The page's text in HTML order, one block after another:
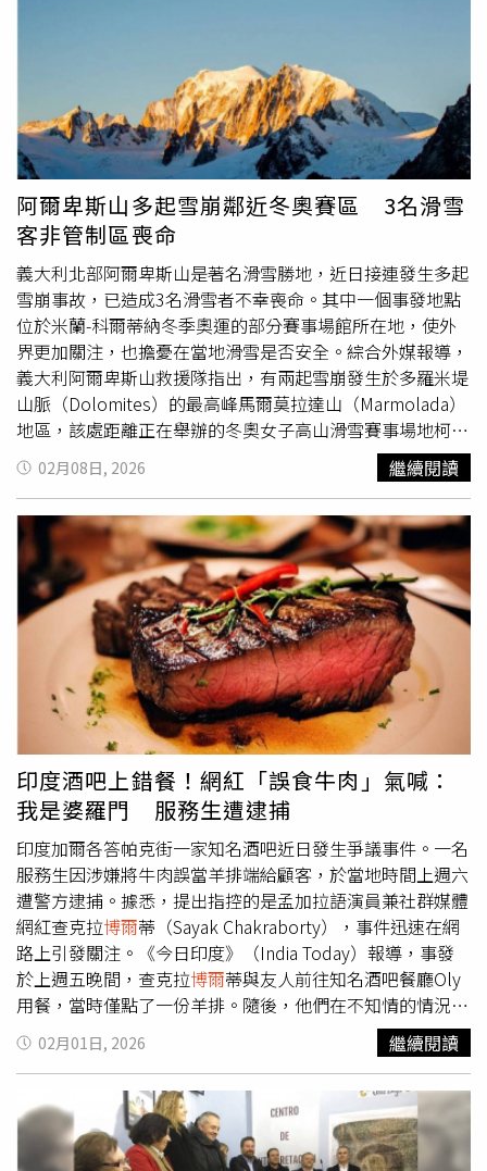
出角球後，阿根廷重新組織攻勢，由L.馬丁尼茲門前破網，
幫助球隊再度取得2比1領先。不過維德角並未放棄，第103
分鐘，塞梅多（Willy Semedo）送出助攻，卡布拉爾
（Sidny Cabral）勁射破門，再度將比分扳成2比2，讓比賽
持續陷入膠著。直到第111分鐘，羅梅洛（Cristian
Romero）在禁區內躍起頭槌攻門，造成維德角後衛博爾赫
斯解圍時不慎將球碰入自家球門，官方最終將進球判定為烏
龍球，也成為阿根廷的致勝一擊。終場阿根廷以3比2驚險擊
敗維德角，成功晉級16強，下一戰將對上由「埃及梅西」沙
拿（Mohamed Salah）領軍的埃及，爭奪8強席次。維德角
展現超強韌性，延長賽以2比3敗給阿根廷。（圖／達志／美
聯社）
阿爾卑斯山多起雪崩鄰近冬奧賽區 3名滑雪
客非管制區喪命
義大利北部阿爾卑斯山是著名滑雪勝地，近日接連發生多起
雪崩事故，已造成3名滑雪者不幸喪命。其中一個事發地點
位於米蘭-科爾蒂納冬季奧運的部分賽事場館所在地，使外
界更加關注，也擔憂在當地滑雪是否安全。綜合外媒報導，
義大利阿爾卑斯山救援隊指出，有兩起雪崩發生於多羅米堤
山脈（Dolomites）的最高峰馬爾莫拉達山（Marmolada）
地區，該處距離正在舉辦的冬奧女子高山滑雪賽事場地柯提
納戴比索（Cortina d'Ampezzo）不遠。救援人員在約海拔
3300公尺的羅卡角（Punta Rocca）找到一具男子遺體，初
步推判死者與同伴在非管制區滑雪，可能人為觸發雪崩後遭
掩埋，最終宣告不治。同一日在下瓦爾泰利納谷（lower
Valtellina valley）的阿爾博薩吉亞村（Albosaggia）也傳出
有滑雪客罹難，兩名滑雪客一樣疑似前往非管制區，遇到雪
崩不幸罹難。據悉，事發地點鄰近冬奧舉辦男子賽事的地點
米奧（Bormio）。當地媒體也指出，在這兩起雪崩奪
命事故前，附近區域就已有兩名芬蘭籍滑雪客因雪崩喪命。
針對雪崩事故頻傳的情形，義大利雪況與雪崩風險協會
（AINEVA）警告，由於新雪與中等風速造成積雪板塊不
穩，隨便一名滑雪者通過都可能引發雪崩，請民眾上山滑雪
應注意安全。阿爾卑斯山救援單位也提醒，到非管制區滑雪
具挑戰性與吸引力，但風險極高，民眾務必留意天候與雪
況，並遵守安全指引，以免發生憾事。
02月08日, 2026 繼續閱讀
印度酒吧上錯餐！網紅「誤食牛肉」氣喊：
我是婆羅門 服務生遭逮捕
印度加爾各答帕克街一家知名酒吧近日發生爭議事件。一名
服務生因涉嫌將牛肉誤當羊排端給顧客，於當地時間上週六
遭警方逮捕。據悉，提出指控的是孟加拉語演員兼社群媒體
網紅查克拉博爾蒂（Sayak Chakraborty），事件迅速在網
路上引發關注。《今日印度》（India Today）報導，事發
於上週五晚間，查克拉博爾蒂與友人前往知名酒吧餐廳Oly
用餐，當時僅點了一份羊排。隨後，他們在不知情的情況下
食用了端上桌的餐點，直到服務人員又送來另一份羊排，眾
人才察覺異常。查克拉
蒂隨即向服務生詢問，對方卻表
示他們點了兩份牛排，其中一份為牛肉，說法引發不滿。查
克拉博爾
蒂指出，得知自己誤食牛肉後，情緒與精神上均受
到嚴重衝擊。他隨後將現場對質的影片上傳至社群平台，畫
面中可見他質問服務生與餐廳經理，兩人均向其道歉，經理
02月01日, 2026 繼續閱讀